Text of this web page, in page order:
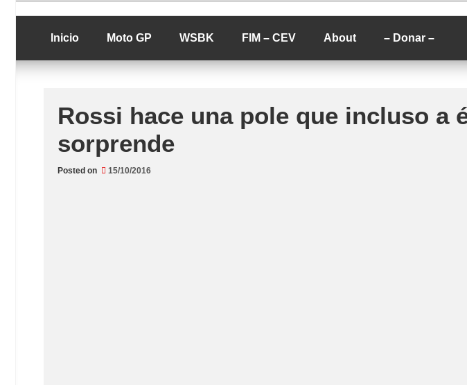
to
contentLucio Lopez GP
luciolopezgp
Inicio Moto GP WSBK FIM – CEV About – Donar –
Rossi hace una pole que incluso a
sorprende
Posted on 15/10/2016